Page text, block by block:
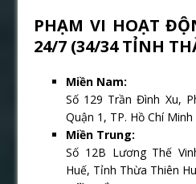
PHẠM VI HOẠT
24/7 (34/34 TỈNH
Miền Nam:
Số 129 Trần Đình Xu,
Quận 1, TP. Hồ Chí Minh
Miền Trung:
Số 12B Lương Thế
Huế, Tỉnh Thừa Thiên